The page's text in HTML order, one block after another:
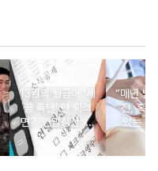
13월의 월급이 '세
금 폭탄' 안 되려
면? '연말정산' 핵
심 꿀팁 A to Z
“매년 받
진, 혹시
있는 건
요?”